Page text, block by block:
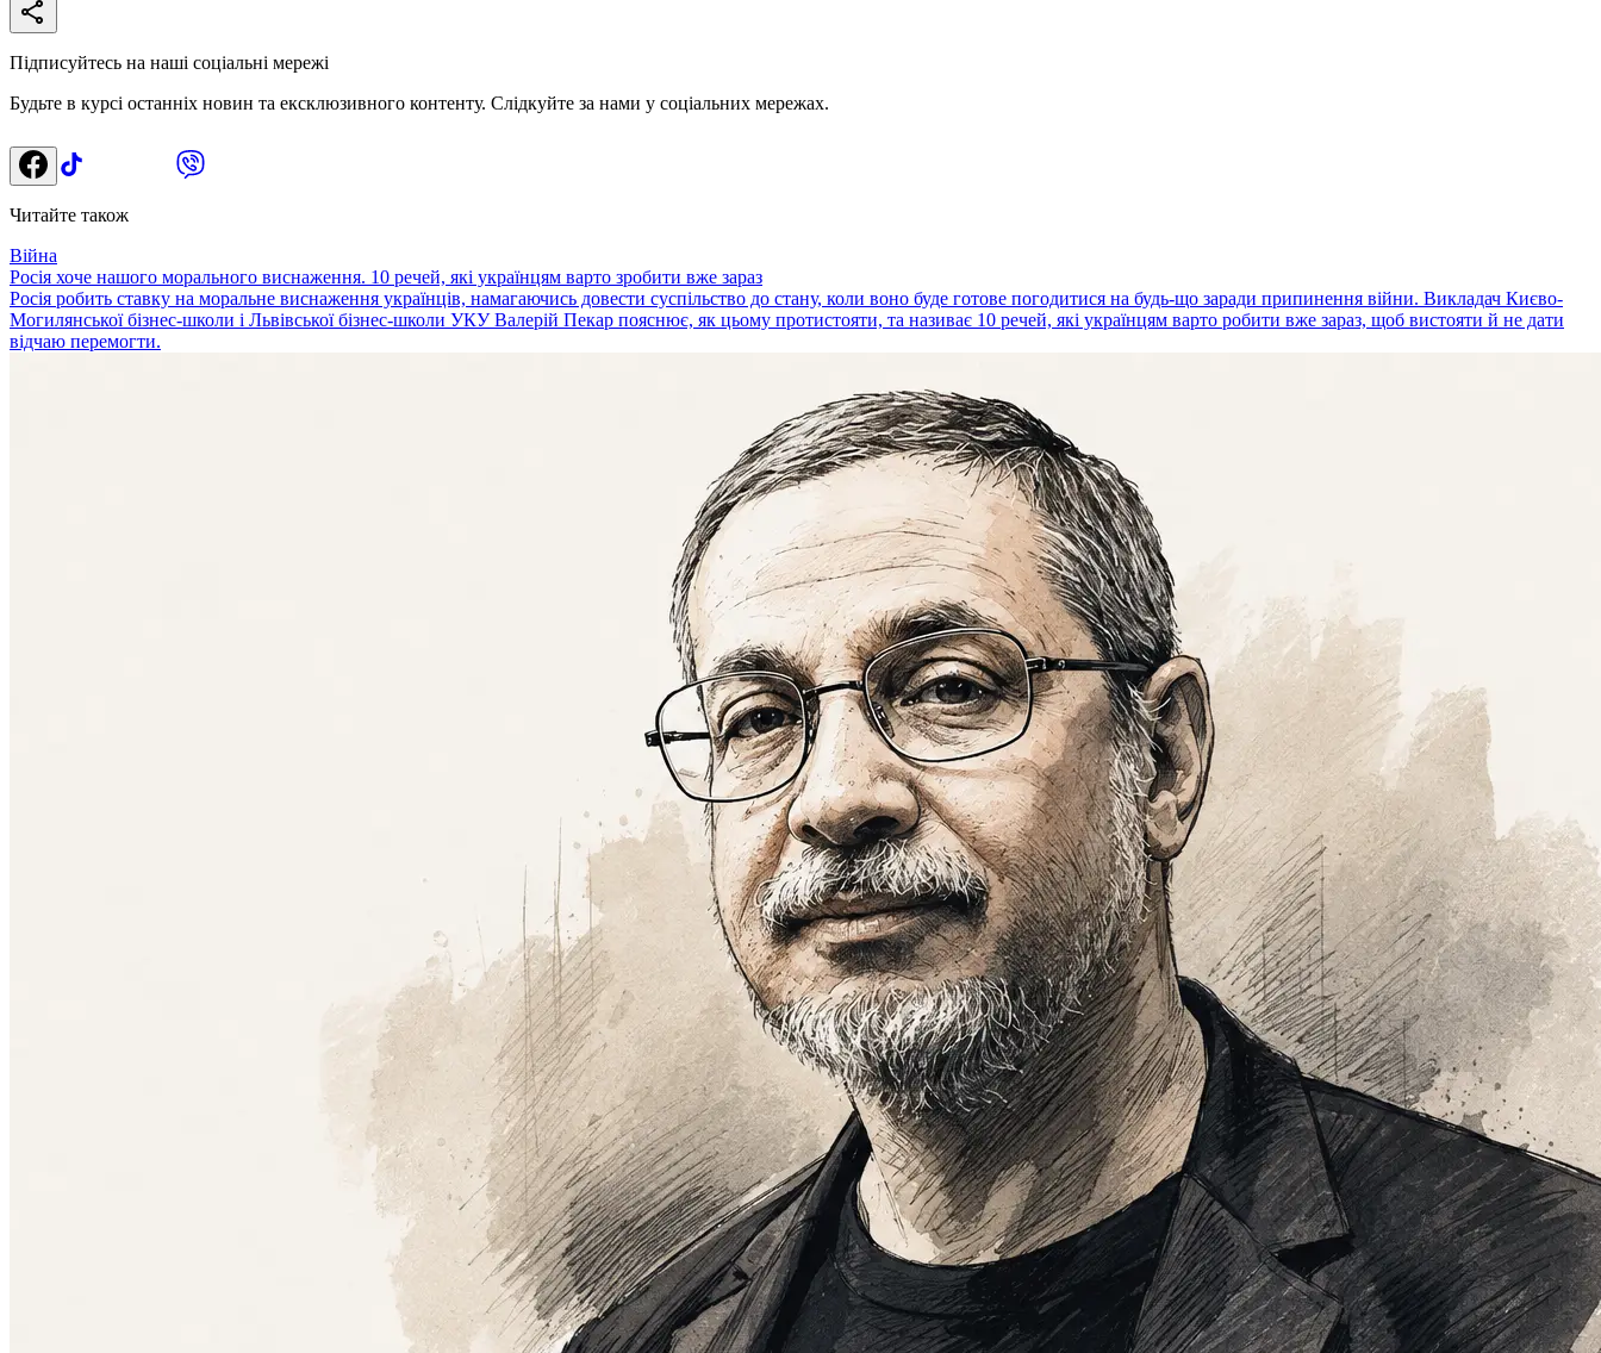
Підписуйтесь на наші соціальні мережі
Будьте в курсі останніх новин та ексклюзивного контенту. Слідкуйте за нами у соціальних мережах.
Читайте також
Війна
Росія хоче нашого морального виснаження. 10 речей, які українцям варто зробити вже зараз
Росія робить ставку на моральне виснаження українців, намагаючись довести суспільство до стану, коли воно буде готове погодитися на будь-що заради припинення війни. Викладач Києво-
Могилянської бізнес-школи і Львівської бізнес-школи УКУ Валерій Пекар пояснює, як цьому протистояти, та називає 10 речей, які українцям варто робити вже зараз, щоб вистояти й не дати
відчаю перемогти.